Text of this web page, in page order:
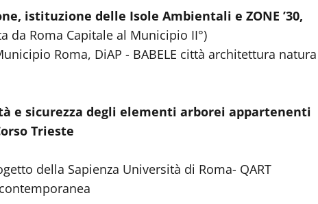
istituzione delle Isole Ambientali e ZONE ’30,
da Roma Capitale al Municipio II°)
Roma, DiAP - BABELE città architettura natura
e sicurezza degli elementi arborei appartenenti
Trieste
della Sapienza Università di Roma- QART